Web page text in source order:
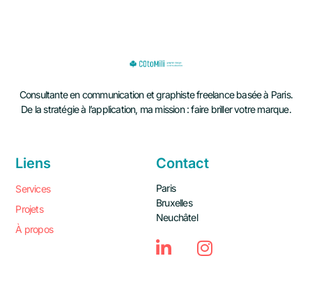
Consultante en communication et graphiste freelance basée à Paris.
De la stratégie à l’application, ma mission : faire briller votre marque.
Liens
Services
Projets
À propos
Contact
Paris
Bruxelles
Neuchâtel